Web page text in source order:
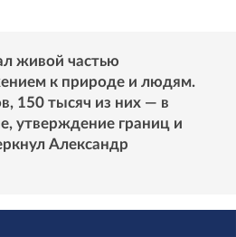
живой частью
к природе и людям.
150 тысяч из них — в
утверждение границ и
Александр